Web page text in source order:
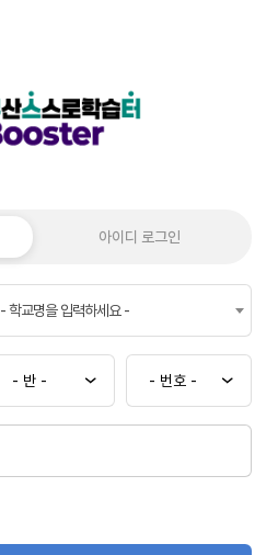
아이디 로그인
- 학교명을 입력하세요 -